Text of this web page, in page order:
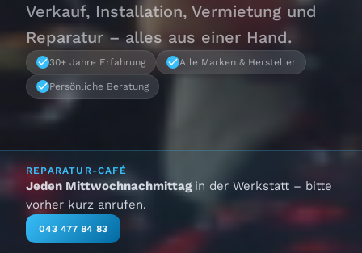
Verkauf, Installation, Vermietung und
Reparatur – alles aus einer Hand.
30+ Jahre Erfahrung Alle Marken & Hersteller
Persönliche Beratung
REPARATUR-CAFÉ
Jeden Mittwochnachmittag in der Werkstatt – bitte
vorher kurz anrufen.
043 477 84 83